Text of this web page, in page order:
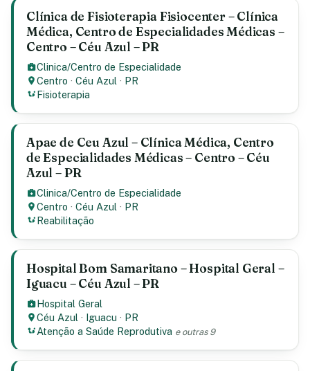
Clínica de Fisioterapia Fisiocenter – Clínica
Médica, Centro de Especialidades Médicas –
Centro – Céu Azul – PR
Clinica/Centro de Especialidade
Centro ·Céu Azul · PR
Fisioterapia
Apae de Ceu Azul – Clínica Médica, Centro
de Especialidades Médicas – Centro – Céu
Azul – PR
Clinica/Centro de Especialidade
Centro ·Céu Azul · PR
Reabilitação
Hospital Bom Samaritano – Hospital Geral –
Iguacu – Céu Azul – PR
Hospital Geral
Céu Azul · Iguacu · PR
Atenção a Saúde Reprodutiva e outras 9